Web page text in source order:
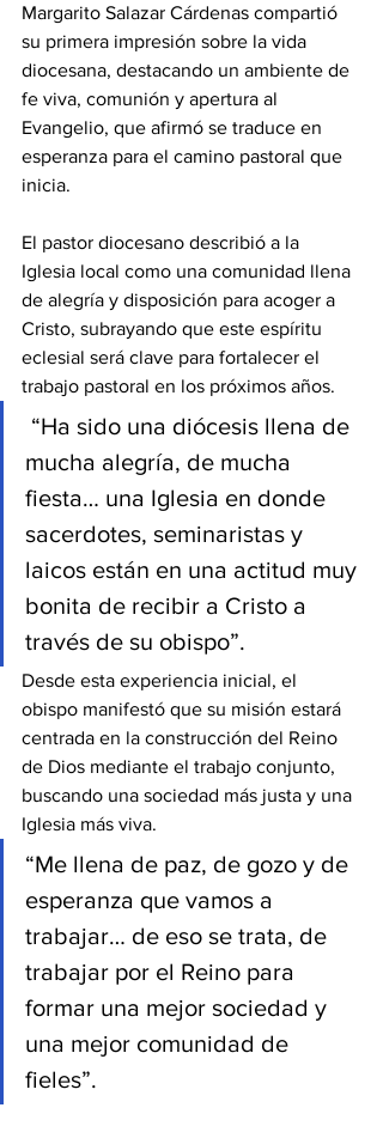
Margarito Salazar Cárdenas compartió
su primera impresión sobre la vida
diocesana, destacando un ambiente de
fe viva, comunión y apertura al
Evangelio, que afirmó se traduce en
esperanza para el camino pastoral que
inicia.
El pastor diocesano describió a la
Iglesia local como una comunidad llena
de alegría y disposición para acoger a
Cristo, subrayando que este espíritu
eclesial será clave para fortalecer el
trabajo pastoral en los próximos años.
mucha alegría, de mucha
fiesta… una Iglesia en donde
sacerdotes, seminaristas y
laicos están en una actitud muy
bonita de recibir a Cristo a
través de su obispo”.
Desde esta experiencia inicial, el
obispo manifestó que su misión estará
centrada en la construcción del Reino
de Dios mediante el trabajo conjunto,
buscando una sociedad más justa y una
Iglesia más viva.
“Me llena de paz, de gozo y de
esperanza que vamos a
trabajar… de eso se trata, de
trabajar por el Reino para
formar una mejor sociedad y
una mejor comunidad de
fieles”.